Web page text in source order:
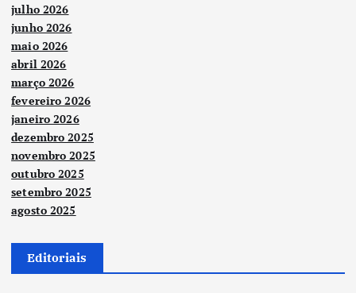
julho 2026
junho 2026
maio 2026
abril 2026
março 2026
fevereiro 2026
janeiro 2026
dezembro 2025
novembro 2025
outubro 2025
setembro 2025
agosto 2025
Editoriais